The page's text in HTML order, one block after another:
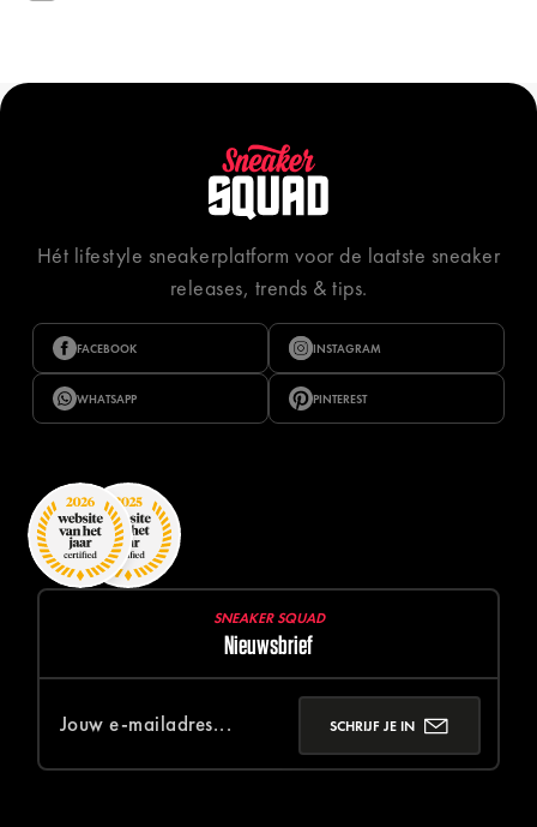
Hét lifestyle sneakerplatform voor de laatste sneaker
releases, trends & tips.
FACEBOOK INSTAGRAM
WHATSAPP PINTEREST
SNEAKER SQUAD
Nieuwsbrief
SCHRIJF JE IN